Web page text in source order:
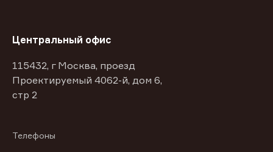
Центральный офис
115432, г Москва, проезд
Проектируемый 4062-й, дом 6,
стр 2
Телефоны